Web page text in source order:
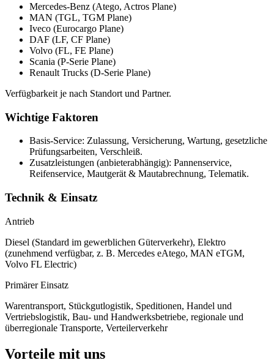
Mercedes-Benz (Atego, Actros Plane)
MAN (TGL, TGM Plane)
Iveco (Eurocargo Plane)
DAF (LF, CF Plane)
Volvo (FL, FE Plane)
Scania (P-Serie Plane)
Renault Trucks (D-Serie Plane)
Verfügbarkeit je nach Standort und Partner.
Wichtige Faktoren
Basis-Service: Zulassung, Versicherung, Wartung, gesetzliche
Prüfungsarbeiten, Verschleiß.
Zusatzleistungen (anbieterabhängig): Pannenservice,
Reifenservice, Mautgerät & Mautabrechnung, Telematik.
Technik & Einsatz
Antrieb
Diesel (Standard im gewerblichen Güterverkehr), Elektro
(zunehmend verfügbar, z. B. Mercedes eAtego, MAN eTGM,
Volvo FL Electric)
Primärer Einsatz
Warentransport, Stückgutlogistik, Speditionen, Handel und
Vertriebslogistik, Bau- und Handwerksbetriebe, regionale und
überregionale Transporte, Verteilerverkehr
Vorteile mit uns